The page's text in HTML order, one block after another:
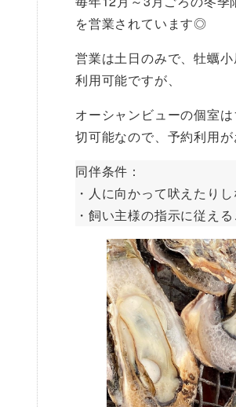
を営業されています◎
営業は土日のみで、牡蠣
利用可能ですが、
オーシャンビューの個室
切可能なので、予約利用
同伴条件：
・人に向かって吠えたり
・飼い主様の指示に従え